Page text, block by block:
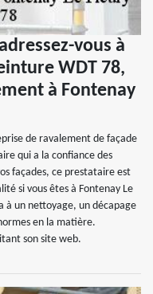
vous à
WDT 78,
à Fontenay
de ravalement de façade
qui a la confiance des
façades, ce prestataire est
si vous êtes à Fontenay Le
à un nettoyage, un décapage
en la matière.
son site web.